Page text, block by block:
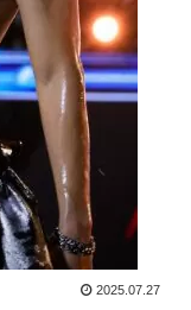
2025.07.27